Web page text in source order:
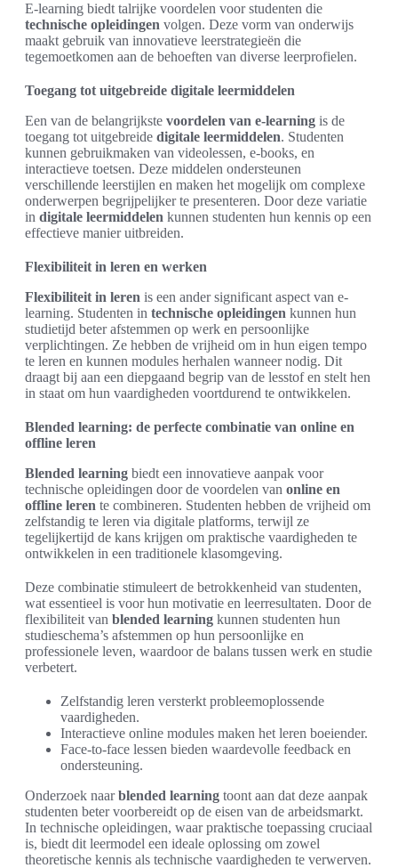
E-learning biedt talrijke voordelen voor studenten die
technische opleidingen volgen. Deze vorm van onderwijs
maakt gebruik van innovatieve leerstrategieën die
tegemoetkomen aan de behoeften van diverse leerprofielen.
Toegang tot uitgebreide digitale leermiddelen
Een van de belangrijkste voordelen van e-learning is de
toegang tot uitgebreide digitale leermiddelen. Studenten
kunnen gebruikmaken van videolessen, e-books, en
interactieve toetsen. Deze middelen ondersteunen
verschillende leerstijlen en maken het mogelijk om complexe
onderwerpen begrijpelijker te presenteren. Door deze variatie
in digitale leermiddelen kunnen studenten hun kennis op een
effectieve manier uitbreiden.
Flexibiliteit in leren en werken
Flexibiliteit in leren is een ander significant aspect van e-
learning. Studenten in technische opleidingen kunnen hun
studietijd beter afstemmen op werk en persoonlijke
verplichtingen. Ze hebben de vrijheid om in hun eigen tempo
te leren en kunnen modules herhalen wanneer nodig. Dit
draagt bij aan een diepgaand begrip van de lesstof en stelt hen
in staat om hun vaardigheden voortdurend te ontwikkelen.
Blended learning: de perfecte combinatie van online en
offline leren
Blended learning biedt een innovatieve aanpak voor
technische opleidingen door de voordelen van online en
offline leren te combineren. Studenten hebben de vrijheid om
zelfstandig te leren via digitale platforms, terwijl ze
tegelijkertijd de kans krijgen om praktische vaardigheden te
ontwikkelen in een traditionele klasomgeving.
Deze combinatie stimuleert de betrokkenheid van studenten,
wat essentieel is voor hun motivatie en leerresultaten. Door de
flexibiliteit van blended learning kunnen studenten hun
studieschema’s afstemmen op hun persoonlijke en
professionele leven, waardoor de balans tussen werk en studie
verbetert.
Zelfstandig leren versterkt probleemoplossende
vaardigheden.
Interactieve online modules maken het leren boeiender.
Face-to-face lessen bieden waardevolle feedback en
ondersteuning.
Onderzoek naarblended learning toont aan dat deze aanpak
studenten beter voorbereidt op de eisen van de arbeidsmarkt.
In technische opleidingen, waar praktische toepassing cruciaal
is, biedt dit leermodel een ideale oplossing om zowel
theoretische kennis als technische vaardigheden te verwerven.